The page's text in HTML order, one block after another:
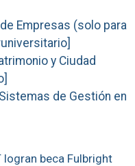
Empresas (solo para
y Ciudad
de Gestión en
beca Fulbright